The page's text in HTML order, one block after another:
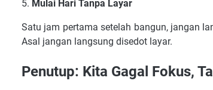
5. Mulai Hari Tanpa Layar
Satu jam pertama setelah bangun, jangan
Asal jangan langsung disedot layar.
Penutup: Kita Gagal Fokus,